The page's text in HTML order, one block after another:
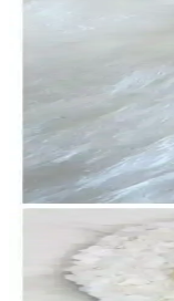
Kına Geceleri
Evsay ve
Memisshop ve
Memisshop Süslü
ZEYMERADE
ZEYMERADE Gelin
bir üründür.
Morkovan